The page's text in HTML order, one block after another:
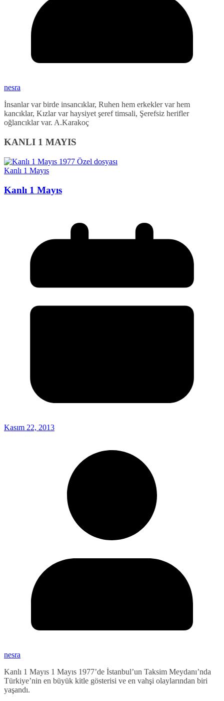
nesra
İnsanlar var birde insancıklar, Ruhen hem erkekler var hem
kancıklar, Kızlar var haysiyet şeref timsali, Şerefsiz herifler
oğlancıklar var. A.Karakoç
KANLI 1 MAYIS
Kanlı 1 Mayıs
Kanlı 1 Mayıs
Kasım 22, 2013
nesra
Kanlı 1 Mayıs 1 Mayıs 1977’de İstanbul’un Taksim Meydanı’nda
Türkiye’nin en büyük kitle gösterisi ve en vahşi olaylarından biri
yaşandı.